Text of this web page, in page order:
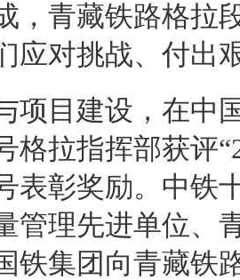
，青藏铁路格拉
应对挑战、付出
目建设，在中国
格拉指挥部获评
表彰奖励。中铁
管理先进单位、
铁集团向青藏铁